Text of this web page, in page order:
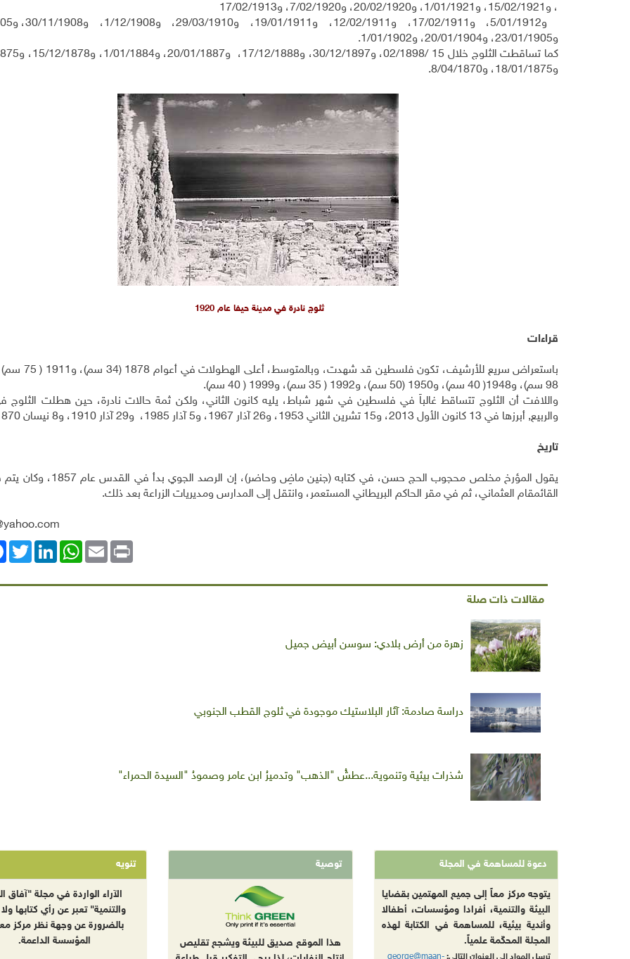
، و15/02/1921، و1/01/1921، و20/02/1920، و7/02/1920، و17/02/1913
و23/01/1905، و20/01/1904، و1/01/1902.
و18/01/1875، و8/04/1870.
ثلوج نادرة في مدينة حيفا عام 1920
قراءات
98 سم)، و1948( 40 سم)، و1950 (50 سم)، و1992 ( 35 سم)، و1999 ( 40 سم).
واللافت أن الثلوج تتساقط غالباً في فلسطين في شهر شباط، يليه كانون الثاني، ولكن ثمة حالات نادرة، حين هطلت الثلوج
والربيع, أبرزها في 13 كانون الأول 2013، و15 تشرين الثاني 1953، و26 آذار 1967، و5 آذار 1985، و29 آذار 1910، و8 نيسان 1870.
تاريخ
يقول المؤرخ مخلص محجوب الحج حسن، في كتابه (جنين ماضِ
القائمقام العثماني، ثم في مقر الحاكم البريطاني المستعمر، وانتقل إلى المدارس ومديريات الزراعة بعد ذلك.
LinkedIn
WhatsAppEmail Print
مقالات ذات صلة
زهرة من أرض بلادي: سوسن أبيض جميل
دراسة صادمة: آثار البلاستيك موجودة في ثلوج القطب الجنوبي
شذرات بيئية وتنموية...عطشُ "الذهب" وتدميرُ ابن عامر وصمودُ "السيدة الحمراء"
دعوة للمساهمة في المجلة
يتوجه مركز معاً إلى جميع المهتمين بقضايا
البيئة والتنمية، أفرادا ومؤسسات، أطفالا
وأندية بيئية، للمساهمة في الكتابة لهذه
المجلة المحكّمة علمياً.
ترسل المواد إلى العنوان التالي:george@maan-
توصية
هذا الموقع صديق للبيئة ويشجع تقليص
تنويه
الآراء الواردة في مجلة "آفاق
والتنمية" تعبر عن رأي كتابها ولا
بالضرورة عن وجهة نظر مركز
المؤسسة الداعمة.